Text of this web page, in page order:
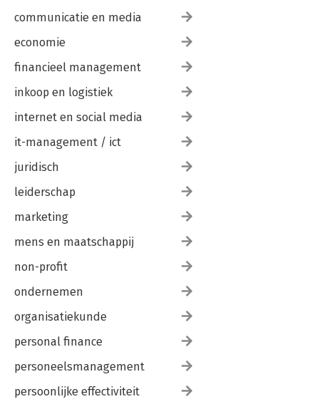
communicatie en media
economie
financieel management
inkoop en logistiek
internet en social media
it-management / ict
juridisch
leiderschap
marketing
mens en maatschappij
non-profit
ondernemen
organisatiekunde
personal finance
personeelsmanagement
persoonlijke effectiviteit